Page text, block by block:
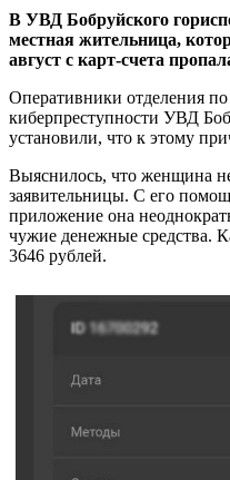
В УВД Бобруйского
местная жительница,
август с карт-счета
Оперативники отделения
киберпреступности УВД
установили, что к этому
Выяснилось, что женщина
заявительницы. С его
приложение она
чужие денежные средства.
3646 рублей.